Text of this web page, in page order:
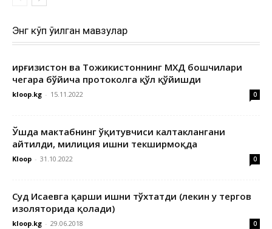
Энг кўп ўқилган мавзулар
Қирғизистон ва Тожикистоннинг МХДҚ бошчилари
чегара бўйича протоколга қўл қўйишди
kloop.kg - 15.11.2022 0
Ўшда мактабнинг ўқитувчиси калтаклангани
айтилди, милиция ишни текширмоқда
Kloop - 31.10.2022 0
Суд Исаевга қарши ишни тўхтатди (лекин у тергов
изоляторида қолади)
kloop.kg - 29.06.2018 0